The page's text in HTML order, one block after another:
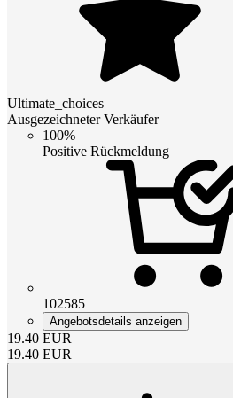
Ultimate_choices
Ausgezeichneter Verkäufer
100%
Positive Rückmeldung
102585
Angebotsdetails anzeigen
19.40 EUR
19.40 EUR